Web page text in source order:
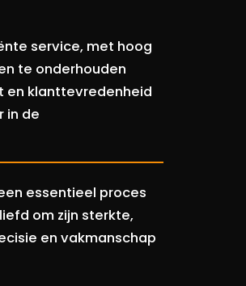
service, met hoog
te onderhouden
en klanttevredenheid
in de
essentieel proces
om zijn sterkte,
en vakmanschap